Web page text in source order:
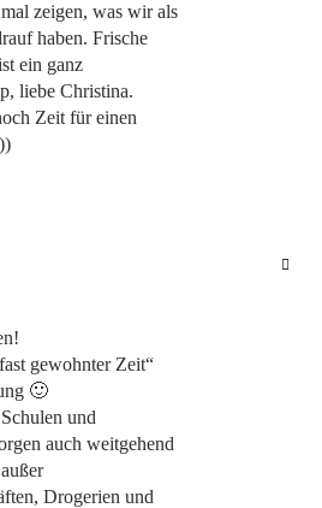
zeigen, was wir als
haben. Frische
ein ganz
liebe Christina.
Zeit für einen
gewohnter Zeit“
🙂
und
auch weitgehend
Drogerien und